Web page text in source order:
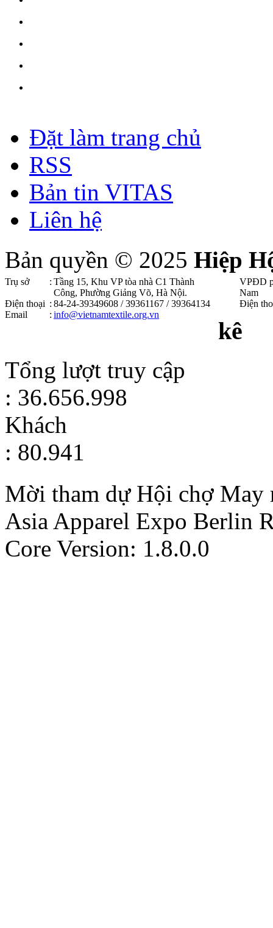
Đặt làm trang chủ
RSS
Bản tin VITAS
Liên hệ
Bản quyền © 2025 Hiệp
Trụ sở : Tầng 15, Khu VP tòa nhà C1 Thành
Công, Phường Giảng Võ, Hà Nội .
Điện thoại : 84-24-39349608 / 39361167 / 39364134
Email
: info@vietnamtextile.org.vn
VPĐD
Nam
Điện
kê
Tổng lượt truy cập
: 36.656.998
Khách
: 80.941
Mời tham dự Hội chợ
Asia Apparel Expo Berlin
Core Version: 1.8.0.0